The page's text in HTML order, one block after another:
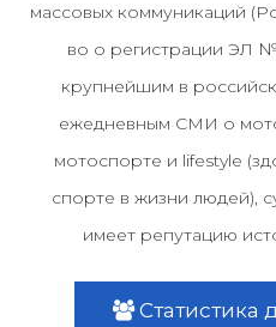
массовых коммуникаций
во о регистрации ЭЛ №
крупнейшим в
ежедневным СМИ о
мотоспорте и lifestyle
спорте в жизни людей),
имеет репутацию
Статистика